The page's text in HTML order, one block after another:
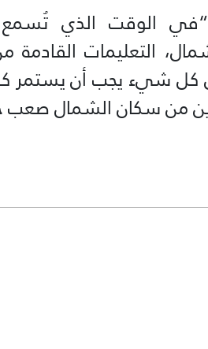
الوقت الذي تُسمع
التعليمات القادمة
كل شيء يجب أن يستمر
من سكان الشمال صعب